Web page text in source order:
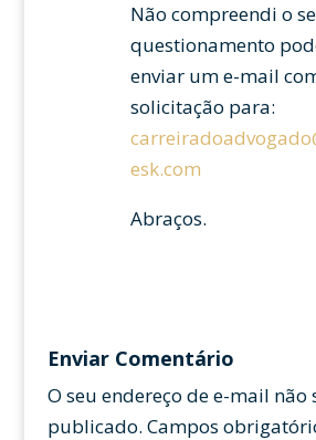
Não compreendi o
questionamento
enviar um e-mail
solicitação para:
esk.com
Abraços.
Enviar Comentário
O seu endereço de e-mail não
publicado. Campos